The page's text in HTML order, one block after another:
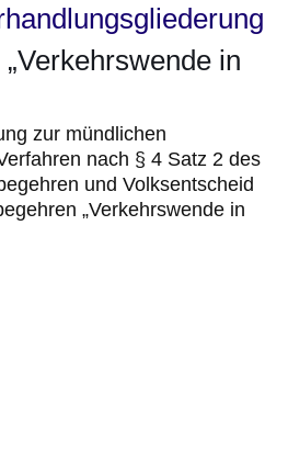
in
zur mündlichen
nach § 4 Satz 2 des
und Volksentscheid
„Verkehrswende in